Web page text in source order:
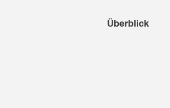
Überblick